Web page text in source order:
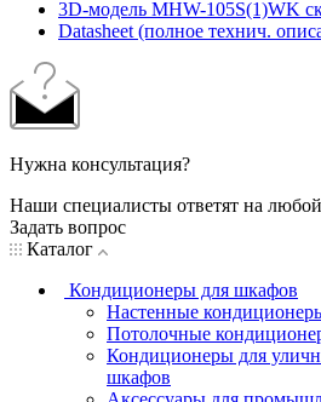
3D-модель MHW-105S(1)WK
Datasheet (полное технич.
Нужна консультация?
Наши специалисты ответят на
Задать вопрос
Каталог
Кондиционеры для шкафов
Настенные
Потолочные
Кондиционеры для
шкафов